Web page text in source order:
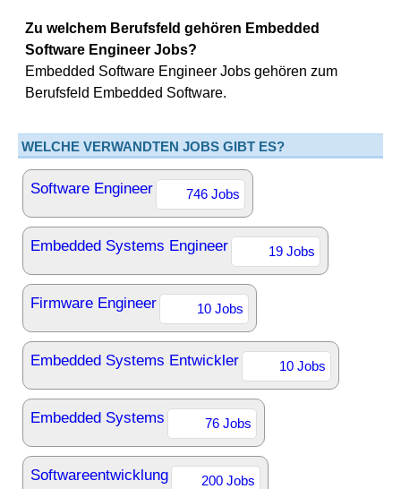
Zu welchem Berufsfeld gehören Embedded
Software Engineer Jobs?
Embedded Software Engineer Jobs gehören zum
Berufsfeld Embedded Software.
WELCHE VERWANDTEN JOBS GIBT ES?
Software Engineer 746 Jobs
Embedded Systems Engineer 19 Jobs
Firmware Engineer 10 Jobs
Embedded Systems Entwickler 10 Jobs
Embedded Systems 76 Jobs
Softwareentwicklung 200 Jobs